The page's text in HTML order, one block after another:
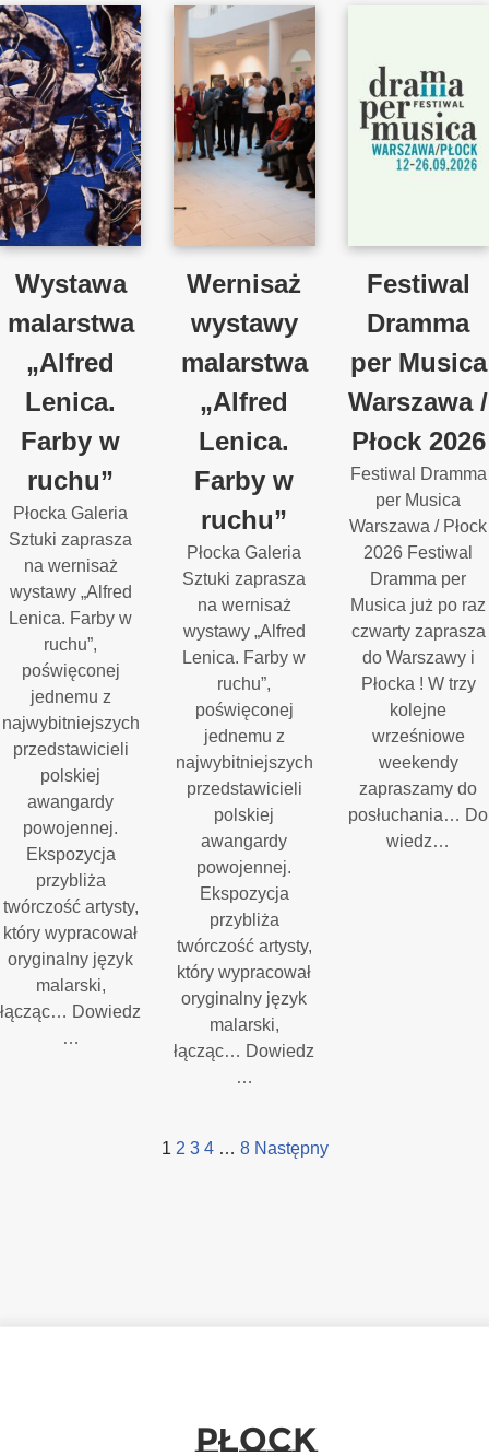
Wystawa
malarstwa
„Alfred
Lenica.
Farby w
ruchu”
Płocka Galeria
Sztuki zaprasza
na wernisaż
wystawy „Alfred
Lenica. Farby w
ruchu”,
poświęconej
jednemu z
najwybitniejszych
przedstawicieli
polskiej
awangardy
powojennej.
Ekspozycja
przybliża
twórczość artysty,
który wypracował
oryginalny język
malarski,
łącząc… Dowiedz
…
Wernisaż
wystawy
malarstwa
„Alfred
Lenica.
Farby w
ruchu”
Płocka Galeria
Sztuki zaprasza
na wernisaż
wystawy „Alfred
Lenica. Farby w
ruchu”,
poświęconej
jednemu z
najwybitniejszych
przedstawicieli
polskiej
awangardy
powojennej.
Ekspozycja
przybliża
twórczość artysty,
który wypracował
oryginalny język
malarski,
łącząc… Dowiedz
…
Festiwal
Dramma
per Musica
Warszawa /
Płock 2026
Festiwal Dramma
per Musica
Warszawa / Płock
2026 Festiwal
Dramma per
Musica już po raz
czwarty zaprasza
do Warszawy i
Płocka ! W trzy
kolejne
wrześniowe
weekendy
zapraszamy do
posłuchania… Do
wiedz…
1 2 3 4 … 8 Następny
PŁOCK